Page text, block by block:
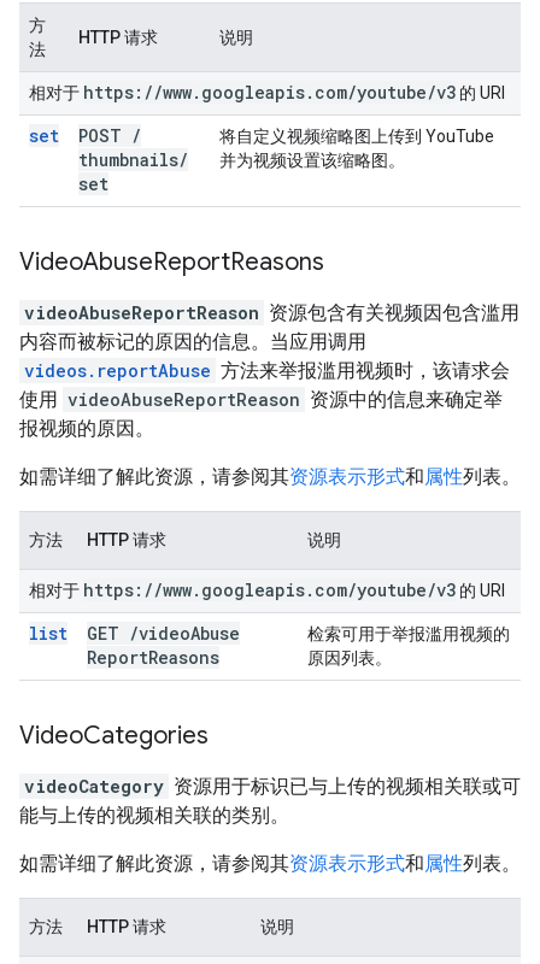
方
法
HTTP 请求 说明
相对于 https: //www. googleapis. com/youtube/v3 的 URI
set POST /
thumbnails/
set
将自定义视频缩略图上传到 YouTube
并为视频设置该缩略图。
VideoAbuseReportReasons
videoAbuseReportReason 资源包含有关视频因包含滥用
内容而被标记的原因的信息。当应用调用
videos.reportAbuse 方法来举报滥用视频时，该请求会
使用 videoAbuseReportReason 资源中的信息来确定举
报视频的原因。
如需详细了解此资源，请参阅其资源表示形式和属性列表。
方法 HTTP 请求 说明
相对于 https: //www. googleapis. com/youtube/v3 的 URI
list GET /videoAbuse
ReportReasons
检索可用于举报滥用视频的
原因列表。
VideoCategories
videoCategory 资源用于标识已与上传的视频相关联或可
能与上传的视频相关联的类别。
如需详细了解此资源，请参阅其资源表示形式和属性列表。
方法 HTTP 请求 说明